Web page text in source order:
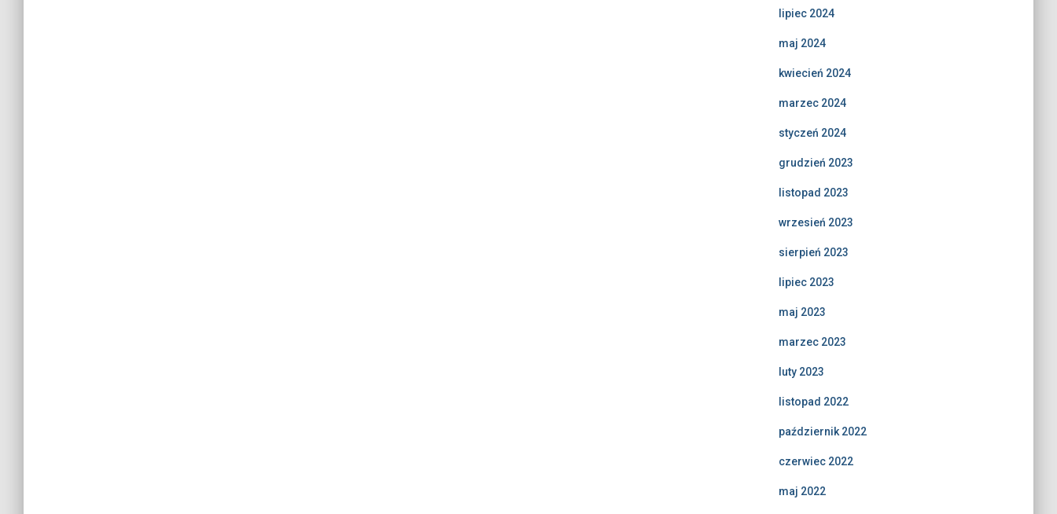
lipiec 2024
maj 2024
kwiecień 2024
marzec 2024
styczeń 2024
grudzień 2023
listopad 2023
wrzesień 2023
sierpień 2023
lipiec 2023
maj 2023
marzec 2023
luty 2023
listopad 2022
październik 2022
czerwiec 2022
maj 2022